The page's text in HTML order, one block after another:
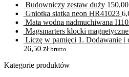
Budowniczy zestaw duży 150,00
Gniotka siatka neon HR41023
Mata wodna nadmuchiwana
Magsmarters klocki
Liczę w pamięci 1. Dodawanie i
26,50 zł brutto
Kategorie produktów